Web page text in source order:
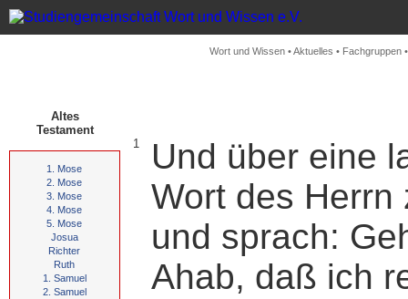
Wort und Wissen •Aktuelles • Fachgruppen
Altes
Testament
1. Mose
2. Mose
3. Mose
4. Mose
5. Mose
Josua
Richter
Ruth
1. Samuel
2. Samuel
1
Und über eine
Wort des Herrn
und sprach:
Ahab, daß ich